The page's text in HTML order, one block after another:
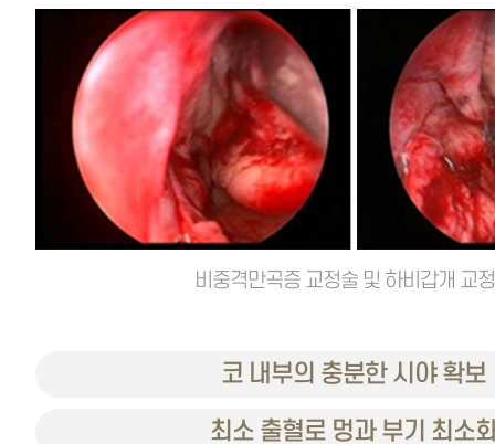
비중격만곡증 교정술 및 하비갑개 교
코 내부의 충분한 시야 확보
최소 출혈로 멍과 부기 최소